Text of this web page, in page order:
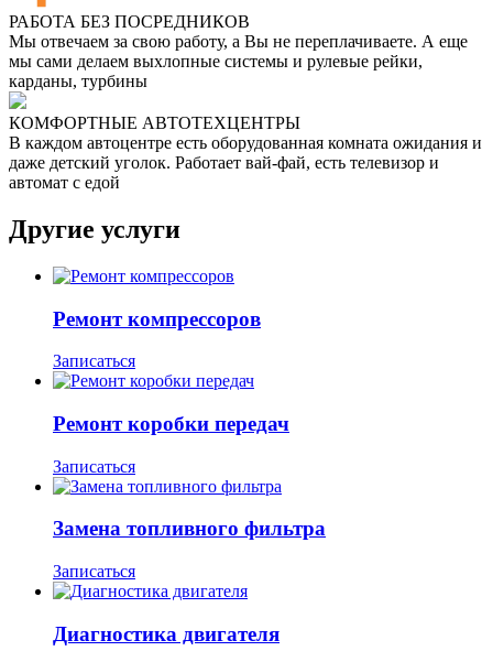
РАБОТА БЕЗ ПОСРЕДНИКОВ
Мы отвечаем за свою работу, а Вы не переплачиваете. А еще
мы сами делаем выхлопные системы и рулевые рейки,
карданы, турбины
КОМФОРТНЫЕ АВТОТЕХЦЕНТРЫ
В каждом автоцентре есть оборудованная комната ожидания и
даже детский уголок. Работает вай-фай, есть телевизор и
автомат с едой
Другие услуги
Ремонт компрессоров
Записаться
Ремонт коробки передач
Записаться
Замена топливного фильтра
Записаться
Диагностика двигателя